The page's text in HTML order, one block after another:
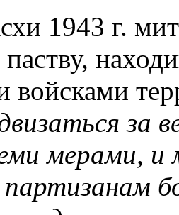
1943 г.
войсками
за
мерами,